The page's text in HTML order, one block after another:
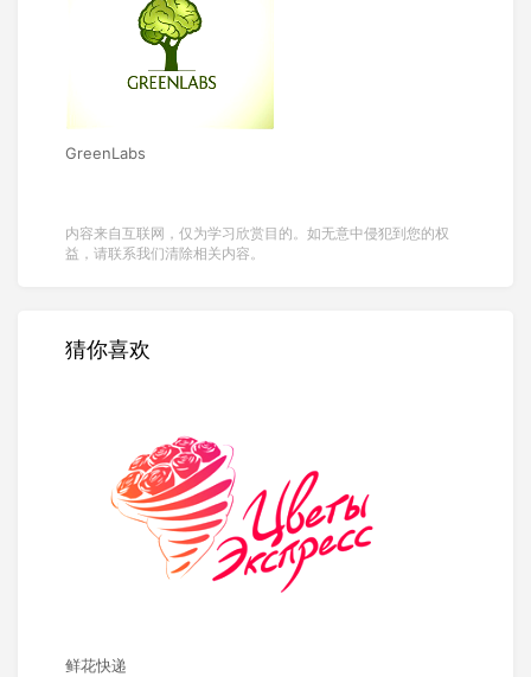
GreenLabs
内容来自互联网，仅为学习欣赏目的。如无意中侵犯到您的权
益，请联系我们清除相关内容。
猜你喜欢
鲜花快递